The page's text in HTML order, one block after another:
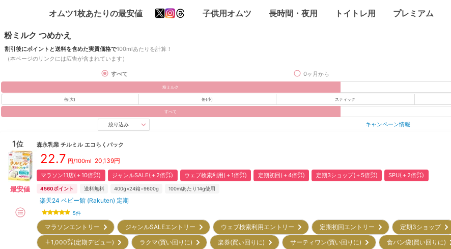
オムツ1枚あたりの最安値 子供用オムツ 長時間・夜用 トイトレ用 プレミアム
粉ミルク つめかえ
割引後にポイントと送料を含めた実質価格で100mlあたりを計算！
（本ページのリンクには広告が含まれています）
すべて 0ヶ月から
粉ミルク
缶(大) 缶(小) スティック
すべて
絞り込み キャンペーン情報
1位
最安値
森永乳業 チルミル エコらくパック
22.7 円/100ml 20,139円
マラソン11店(＋10倍㌽) ジャンルSALE(＋2倍㌽) ウェブ検索利用(＋1倍㌽) 定期初回(＋4倍㌽) 定期3ショップ(＋5倍㌽) SPU(＋2倍㌽)
4560ポイント 送料無料 400g×24箱=9600g 100mlあたり14g使用
楽天24 ベビー館 (Rakuten) 定期
5件
マラソンエントリー ジャンルSALEエントリー ウェブ検索利用エントリー 定期初回エントリー 定期3ショップ
＋1,000㌽(定期デビュー)
ラクマ(買い回りに) 楽券(買い回りに) サーティワン(買い回りに) 食パン袋(買い回りに)